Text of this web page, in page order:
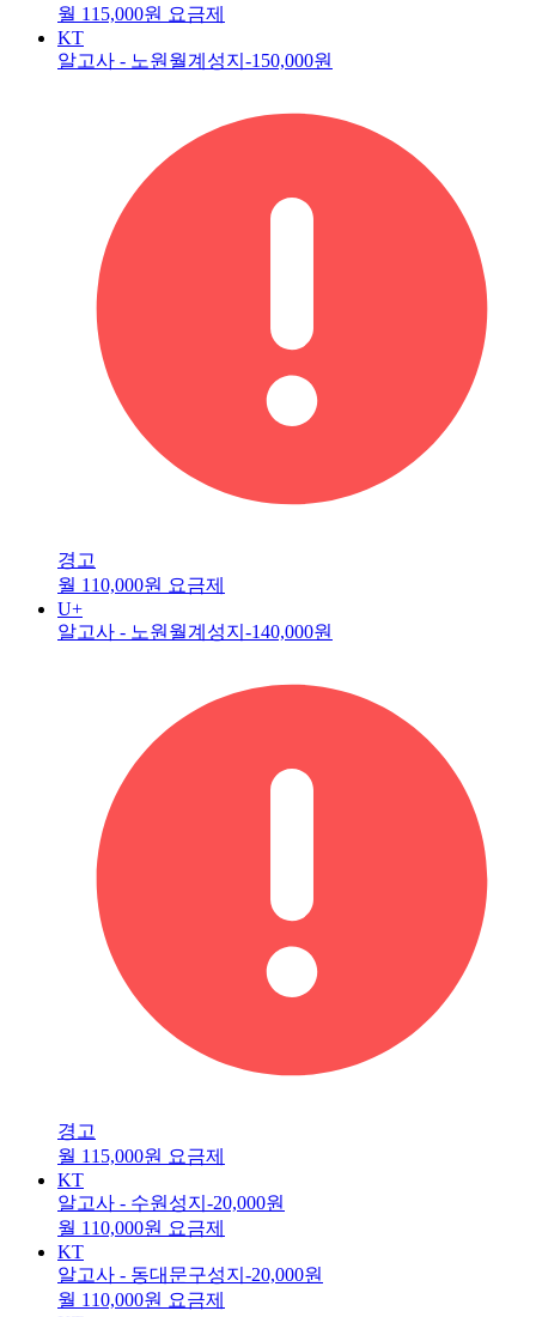
월 115,000원 요금제
KT
알고사 - 노원월계성지 -150,000원
경고
월 110,000원 요금제
U+
알고사 - 노원월계성지 -140,000원
경고
월 115,000원 요금제
KT
알고사 - 수원성지 -20,000원
월 110,000원 요금제
KT
알고사 - 동대문구성지 -20,000원
월 110,000원 요금제